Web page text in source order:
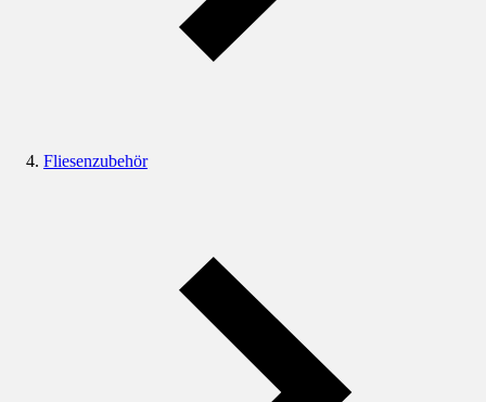
Fliesenzubehör